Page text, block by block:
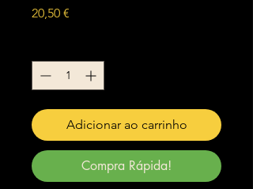
20,50 €
Adicionar ao carrinho
Compra Rápida!